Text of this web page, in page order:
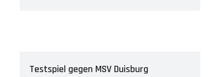
Testspiel gegen MSV Duisburg